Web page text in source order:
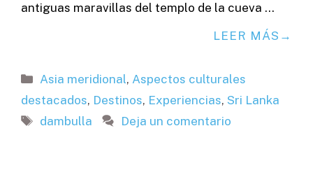
antiguas maravillas del templo de la cueva …
LEER MÁS
Categorías
Asia meridional, Aspectos culturales
destacados, Destinos, Experiencias, Sri Lanka
Etiquetas
dambulla Deja un comentario